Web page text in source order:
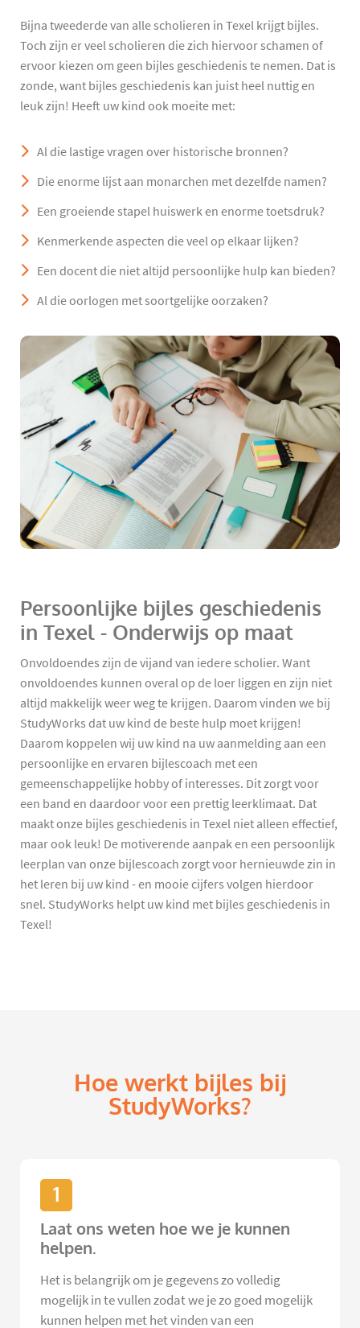
Bijna tweederde van alle scholieren in Texel krijgt bijles.
Toch zijn er veel scholieren die zich hiervoor schamen of
ervoor kiezen om geen bijles geschiedenis te nemen. Dat is
zonde, want bijles geschiedenis kan juist heel nuttig en
leuk zijn! Heeft uw kind ook moeite met:
Al die lastige vragen over historische bronnen?
Die enorme lijst aan monarchen met dezelfde namen?
Een groeiende stapel huiswerk en enorme toetsdruk?
Kenmerkende aspecten die veel op elkaar lijken?
Een docent die niet altijd persoonlijke hulp kan bieden?
Al die oorlogen met soortgelijke oorzaken?
Persoonlijke bijles geschiedenis
in Texel - Onderwijs op maat
Onvoldoendes zijn de vijand van iedere scholier. Want
onvoldoendes kunnen overal op de loer liggen en zijn niet
altijd makkelijk weer weg te krijgen. Daarom vinden we bij
StudyWorks dat uw kind de beste hulp moet krijgen!
Daarom koppelen wij uw kind na uw aanmelding aan een
persoonlijke en ervaren bijlescoach met een
gemeenschappelijke hobby of interesses. Dit zorgt voor
een band en daardoor voor een prettig leerklimaat. Dat
maakt onze bijles geschiedenis in Texel niet alleen effectief,
maar ook leuk! De motiverende aanpak en een persoonlijk
leerplan van onze bijlescoach zorgt voor hernieuwde zin in
het leren bij uw kind - en mooie cijfers volgen hierdoor
snel. StudyWorks helpt uw kind met bijles geschiedenis in
Texel!
Hoe werkt bijles bij
StudyWorks?
1
Laat ons weten hoe we je kunnen
helpen.
Het is belangrijk om je gegevens zo volledig
mogelijk in te vullen zodat we je zo goed mogelijk
kunnen helpen met het vinden van een